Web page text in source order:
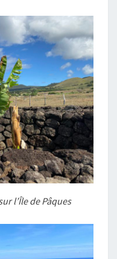
l’Île de Pâques